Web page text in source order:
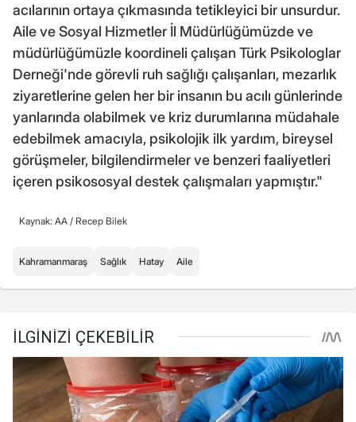
acılarının ortaya çıkmasında tetikleyici bir unsurdur.
Aile ve Sosyal Hizmetler İl Müdürlüğümüzde ve
müdürlüğümüzle koordineli çalışan Türk Psikologlar
Derneği'nde görevli ruh sağlığı çalışanları, mezarlık
ziyaretlerine gelen her bir insanın bu acılı günlerinde
yanlarında olabilmek ve kriz durumlarına müdahale
edebilmek amacıyla, psikolojik ilk yardım, bireysel
görüşmeler, bilgilendirmeler ve benzeri faaliyetleri
içeren psikososyal destek çalışmaları yapmıştır."
Kaynak: AA / Recep Bilek
Kahramanmaraş Sağlık Hatay Aile